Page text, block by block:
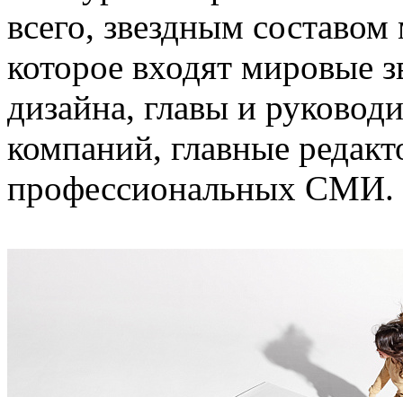
всего, звездным
которое входят мировые
дизайна, главы и
компаний, главные
профессиональных СМИ.